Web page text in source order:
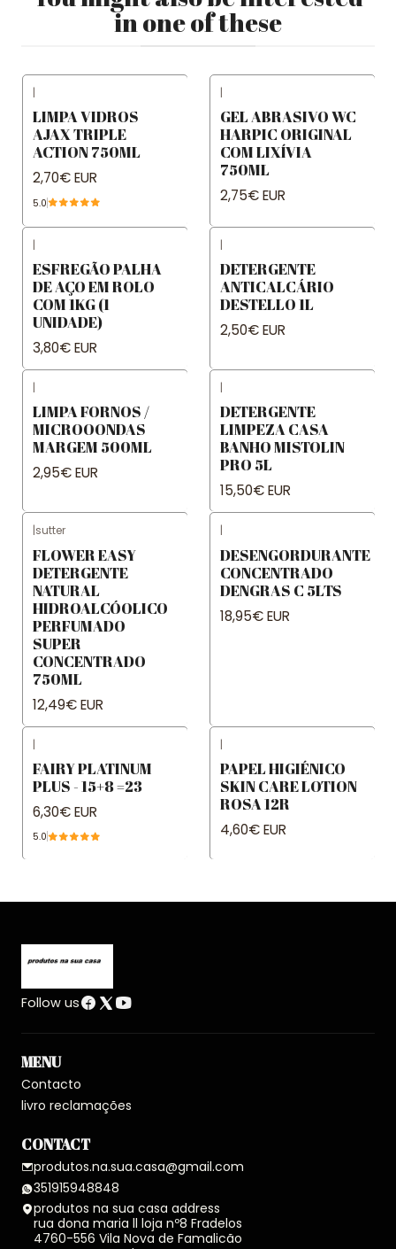
in one of these
|
LIMPA VIDROS
AJAX TRIPLE
ACTION 750ML
2,70€ EUR
5.0
|
GEL ABRASIVO WC
HARPIC ORIGINAL
COM LIXÍVIA
750ML
2,75€ EUR
|
ESFREGÃO PALHA
DE AÇO EM ROLO
COM 1KG (1
UNIDADE)
3,80€ EUR
|
DETERGENTE
ANTICALCÁRIO
DESTELLO 1L
2,50€ EUR
|
LIMPA FORNOS /
MICROOONDAS
MARGEM 500ML
2,95€ EUR
|
DETERGENTE
LIMPEZA CASA
BANHO MISTOLIN
PRO 5L
15,50€ EUR
|sutter
FLOWER EASY
DETERGENTE
NATURAL
HIDROALCÓOLICO
PERFUMADO
SUPER
CONCENTRADO
750ML
12,49€ EUR
|
DESENGORDURANTE
CONCENTRADO
DENGRAS C 5LTS
18,95€ EUR
|
FAIRY PLATINUM
PLUS - 15+8 =23
6,30€ EUR
5.0
|
PAPEL HIGIÉNICO
SKIN CARE LOTION
ROSA 12R
4,60€ EUR
Follow us
MENU
Contacto
livro reclamações
CONTACT
produtos.na.sua.casa@gmail.com
351915948848
produtos na sua casa address
rua dona maria ll loja nº8 Fradelos
4760-556 Vila Nova de Famalicão